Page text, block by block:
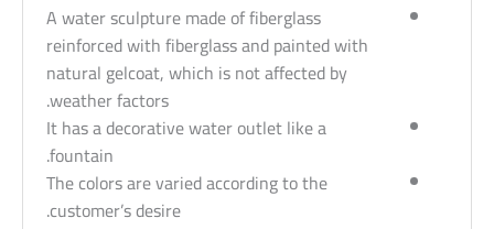
A water sculpture made of fiberglass
reinforced with fiberglass and painted with
natural gelcoat, which is not affected by
weather factors.
It has a decorative water outlet like a
fountain.
The colors are varied according to the
customer’s desire.